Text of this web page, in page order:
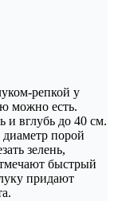
репкой у
можно есть.
и вглубь до 40 см.
порой
зелень,
быстрый
придают